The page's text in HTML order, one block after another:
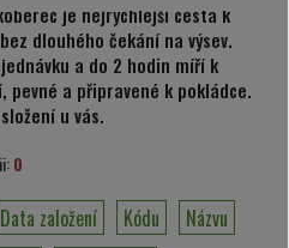
je nejrychlejší cesta k
dlouhého čekání na výsev.
a do 2 hodin míří k
pevné a připravené k pokládce.
u vás.
0
Data založení Kódu
Názvu